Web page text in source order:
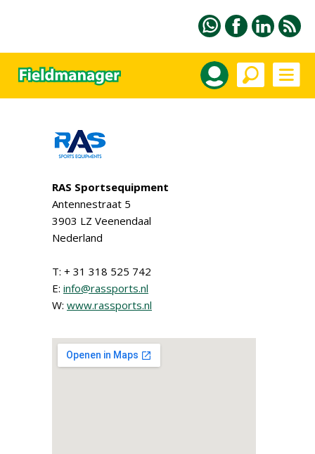
RAS Sportsequipment
Antennestraat 5
3903 LZ Veenendaal
Nederland
T: + 31 318 525 742
E: info@rassports.nl
W: www.rassports.nl